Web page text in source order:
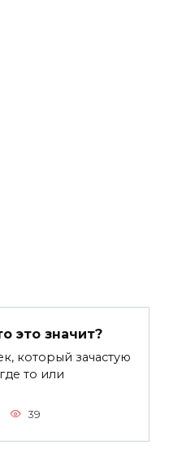
это значит?
который зачастую
то или
39